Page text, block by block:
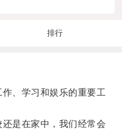
排行
、学习和娱乐的重要工
是在家中，我们经常会